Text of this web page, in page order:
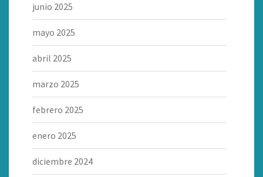
junio 2025
mayo 2025
abril 2025
marzo 2025
febrero 2025
enero 2025
diciembre 2024